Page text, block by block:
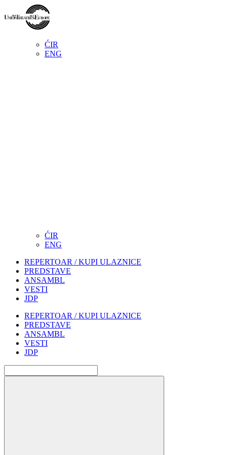
ĆIR
ENG
ĆIR
ENG
REPERTOAR / KUPI ULAZNICE
PREDSTAVE
ANSAMBL
VESTI
JDP
REPERTOAR / KUPI ULAZNICE
PREDSTAVE
ANSAMBL
VESTI
JDP